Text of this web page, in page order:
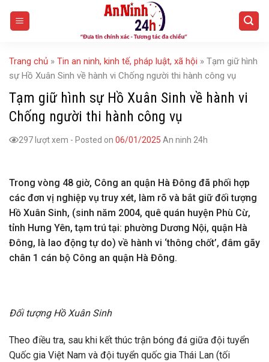
Trang chủ » Tin an ninh, kinh tế, pháp luật, xã hội » Tạm giữ hình
sự Hồ Xuân Sinh về hành vi Chống người thi hành công vụ
Tạm giữ hình sự Hồ Xuân Sinh về hành vi
Chống người thi hành công vụ
297 lượt xem - Posted on 06/01/2025 An ninh 24h
Trong vòng 48 giờ, Công an quận Hà Đông đã phối hợp
các đơn vị nghiệp vụ truy xét, làm rõ và bắt giữ đối tượng
Hồ Xuân Sinh, (sinh năm 2004, quê quán huyện Phù Cừ,
tỉnh Hưng Yên, tạm trú tại: phường Dương Nội, quận Hà
Đông, là lao động tự do) về hành vi ‘thông chốt’, đâm gãy
chân 1 cán bộ Công an quận Hà Đông.
Đối tượng Hồ Xuân Sinh
Theo điều tra, sau khi kết thúc trận bóng đá giữa đội tuyển
Quốc gia Việt Nam và đội tuyển quốc gia Thái Lan (tối